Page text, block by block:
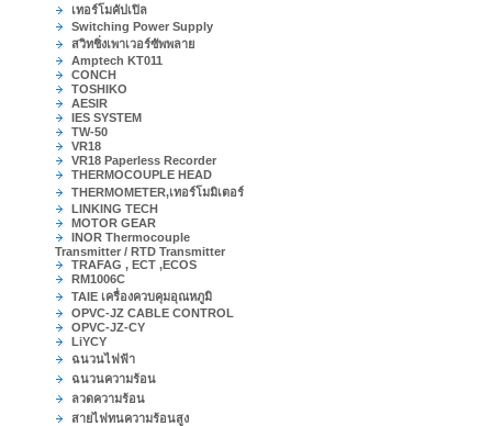
เทอร์โมคัปเปิล
Switching Power Supply
สวิทชิ่งเพาเวอร์ซัพพลาย
Amptech KT011
CONCH
TOSHIKO
AESIR
IES SYSTEM
TW-50
VR18
VR18 Paperless Recorder
THERMOCOUPLE HEAD
THERMOMETER,เทอร์โมมิเตอร์
LINKING TECH
MOTOR GEAR
INOR Thermocouple
Transmitter / RTD Transmitter
TRAFAG , ECT ,ECOS
RM1006C
TAIE เครื่องควบคุมอุณหภูมิ
OPVC-JZ CABLE CONTROL
OPVC-JZ-CY
LiYCY
ฉนวนไฟฟ้า
ฉนวนความร้อน
ลวดความร้อน
สายไฟทนความร้อนสูง